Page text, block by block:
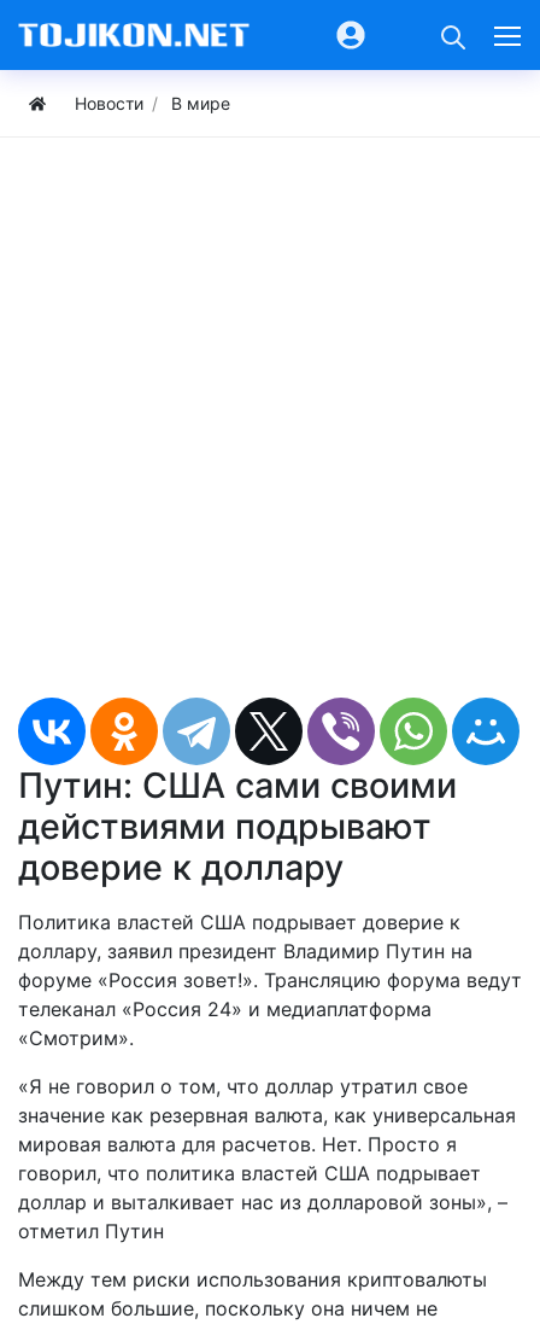
Новости В мире
Путин: США сами своими
действиями подрывают
доверие к доллару
Политика властей США подрывает доверие к
доллару, заявил президент Владимир Путин на
форуме «Россия зовет!». Трансляцию форума ведут
телеканал «Россия 24» и медиаплатформа
«Смотрим».
«Я не говорил о том, что доллар утратил свое
значение как резервная валюта, как универсальная
мировая валюта для расчетов. Нет. Просто я
говорил, что политика властей США подрывает
доллар и выталкивает нас из долларовой зоны», –
отметил Путин
Между тем риски использования криптовалюты
слишком большие, поскольку она ничем не